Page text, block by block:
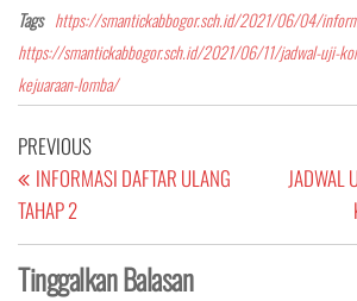
Tags https://smantickabbogor.sch.id/2021/06/04/
https://smantickabbogor.sch.id/2021/06/11/jadwal-uji-
kejuaraan-lomba/
Navigasi
pos
Previous
Post
PREVIOUS
INFORMASI DAFTAR ULANG
TAHAP 2
JADWAL
Tinggalkan Balasan